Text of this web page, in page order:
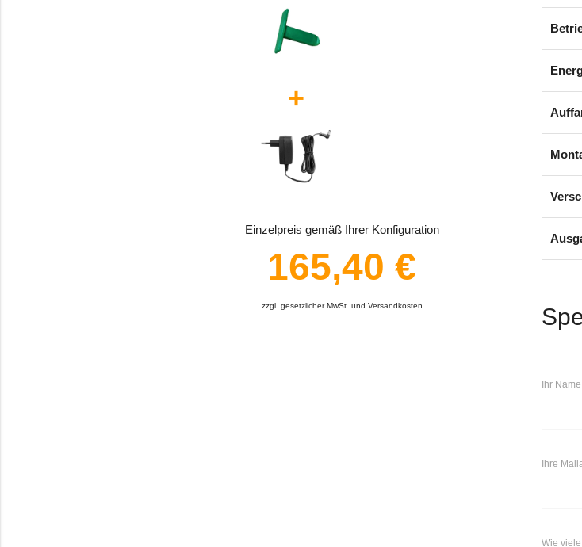
+
Einzelpreis gemäß Ihrer Konfiguration
165,40 €
zzgl. gesetzlicher MwSt. und Versandkosten
Ihr Name
Ihre
Wie